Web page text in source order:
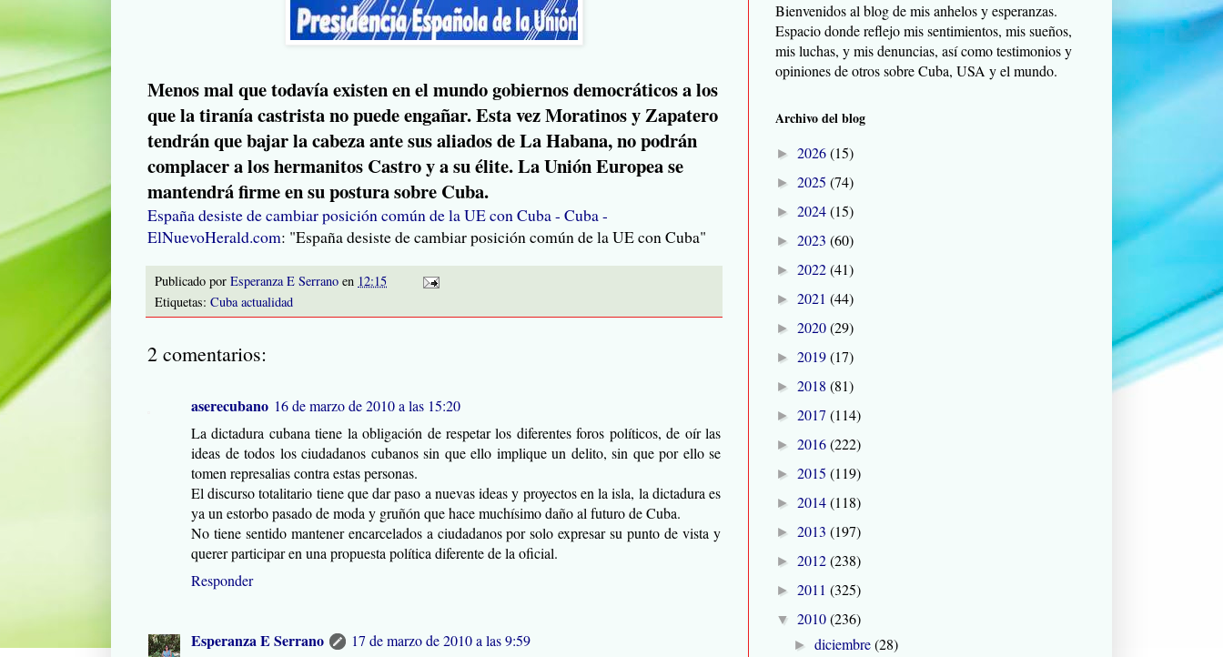
Menos mal que todavía existen en el mundo gobiernos democráticos a los
que la tiranía castrista no puede engañar. Esta vez Moratinos y Zapatero
tendrán que bajar la cabeza ante sus aliados de La Habana, no podrán
complacer a los hermanitos Castro y a su élite. La Unión Europea se
mantendrá firme en su postura sobre Cuba.
España desiste de cambiar posición común de la UE con Cuba - Cuba -
ElNuevoHerald.com: "España desiste de cambiar posición común de la UE con Cuba"
Publicado por Esperanza E Serrano en 12:15
Etiquetas: Cuba actualidad
2 comentarios:
aserecubano 16 de marzo de 2010 a las 15:20
La dictadura cubana tiene la obligación de respetar los diferentes foros políticos, de oír las
ideas de todos los ciudadanos cubanos sin que ello implique un delito, sin que por ello se
tomen represalias contra estas personas.
El discurso totalitario tiene que dar paso a nuevas ideas y proyectos en la isla, la dictadura es
ya un estorbo pasado de moda y gruñón que hace muchísimo daño al futuro de Cuba.
No tiene sentido mantener encarcelados a ciudadanos por solo expresar su punto de vista y
querer participar en una propuesta política diferente de la oficial.
Responder
Esperanza E Serrano
17 de marzo de 2010 a las 9:59
Bienvenidos al blog de mis anhelos y esperanzas.
Espacio donde reflejo mis sentimientos, mis sueños,
mis luchas, y mis denuncias, así como testimonios y
opiniones de otros sobre Cuba, USA y el mundo.
Archivo del blog
► 2026(15)
► 2025 (74)
► 2024(15)
► 2023 (60)
► 2022(41)
► 2021 (44)
► 2020(29)
► 2019(17)
► 2018 (81)
► 2017 (114)
► 2016(222)
► 2015 (119)
► 2014(118)
► 2013 (197)
► 2012(238)
► 2011 (325)
▼ 2010(236)
►diciembre(28)